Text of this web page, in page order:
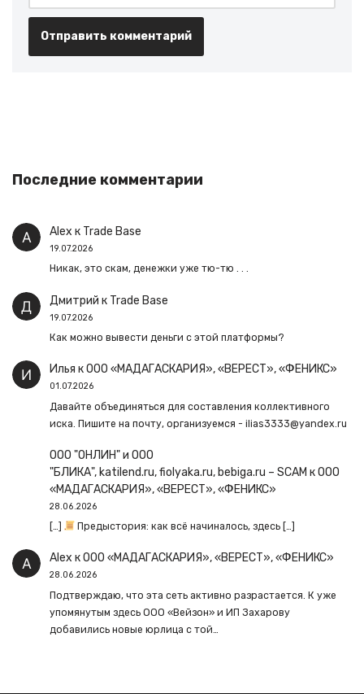
Последние комментарии
Alex к Trade Base
19.07.2026
Никак, это скам, денежки уже тю-тю . . .
Дмитрий к Trade Base
19.07.2026
Как можно вывести деньги с этой платформы?
Илья кООО «МАДАГАСКАРИЯ», «ВЕРЕСТ», «ФЕНИКС»
01.07.2026
Давайте объединяться для составления коллективного
иска. Пишите на почту, организуемся - ilias3333@yandex.ru
ООО "ОНЛИН" и ООО
"БЛИКА", katilend.ru, fiolyaka.ru, bebiga.ru – SCAM кООО
«МАДАГАСКАРИЯ», «ВЕРЕСТ», «ФЕНИКС»
28.06.2026
[…] Предыстория: как всё начиналось, здесь […]
Alex кООО «МАДАГАСКАРИЯ», «ВЕРЕСТ», «ФЕНИКС»
28.06.2026
Подтверждаю, что эта сеть активно разрастается. К уже
упомянутым здесь ООО «Вейзон» и ИП Захарову
добавились новые юрлица с той…